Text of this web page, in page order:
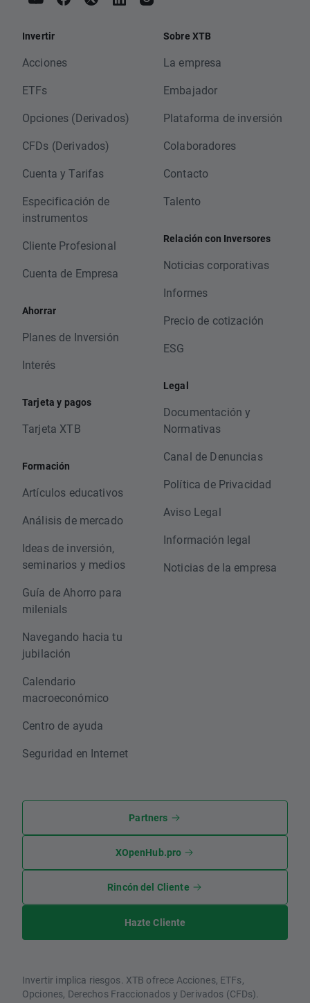
Invertir
Acciones
ETFs
Opciones (Derivados)
CFDs (Derivados)
Cuenta y Tarifas
Especificación de
instrumentos
Cliente Profesional
Cuenta de Empresa
Ahorrar
Planes de Inversión
Interés
Tarjeta y pagos
Tarjeta XTB
Formación
Artículos educativos
Análisis de mercado
Ideas de inversión,
seminarios y medios
Guía de Ahorro para
milenials
Navegando hacia tu
jubilación
Calendario
macroeconómico
Centro de ayuda
Seguridad en Internet
Sobre XTB
La empresa
Embajador
Plataforma de inversión
Colaboradores
Contacto
Talento
Relación con Inversores
Noticias corporativas
Informes
Precio de cotización
ESG
Legal
Documentación y
Normativas
Canal de Denuncias
Política de Privacidad
Aviso Legal
Información legal
Noticias de la empresa
Partners
XOpenHub.pro
Rincón del Cliente
Hazte Cliente
Invertir implica riesgos. XTB ofrece Acciones, ETFs,
Opciones, Derechos Fraccionados y Derivados (CFDs).